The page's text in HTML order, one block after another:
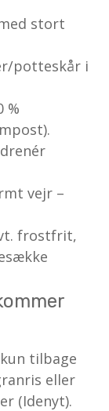
stort
potteskår i
%
vejr –
frostfrit,
tilbage
eller
(Idenyt).